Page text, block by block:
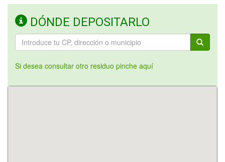
DÓNDE DEPOSITARLO
Si desea consultar otro residuo pinche aquí